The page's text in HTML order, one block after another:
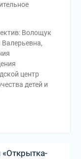
Волощук
центр
детей и